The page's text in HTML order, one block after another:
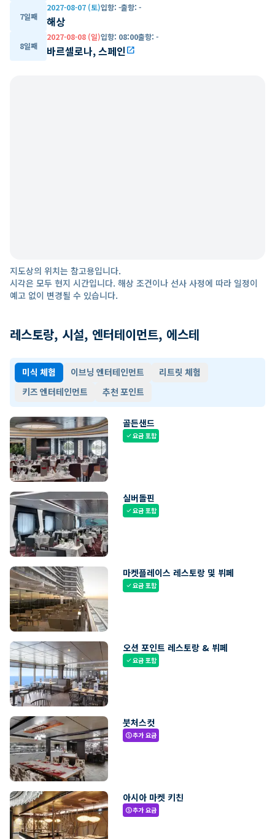
7일째
2027-08-07 (토)입항: -출항: -
해상
8일째
2027-08-08 (일)입항: 08:00출항: -
바르셀로나, 스페인open_in_new
지도상의 위치는 참고용입니다.
시각은 모두 현지 시간입니다. 해상 조건이나 선사 사정에 따라 일정이
예고 없이 변경될 수 있습니다.
레스토랑, 시설, 엔터테이먼트, 에스테
미식 체험 이브닝 엔터테인먼트
리트릿 체험
키즈 엔터테인먼트
추천 포인트
골든샌드
check요금 포함
실버돌핀
check요금 포함
마켓플레이스 레스토랑 및 뷔페
check요금 포함
오션 포인트 레스토랑 & 뷔페
check요금 포함
붓처스컷
paid추가 요금
아시아 마켓 키친
paid추가 요금